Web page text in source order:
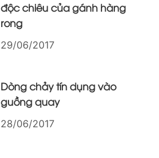
độc chiêu của gánh hàng
rong
29/06/2017
Dòng chảy tín dụng vào
guồng quay
28/06/2017